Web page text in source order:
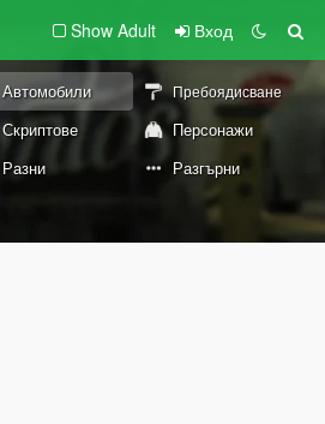
Show Adult Вход
Автомобили Пребоядисване
Скриптове
Персонажи
Разни Разгърни